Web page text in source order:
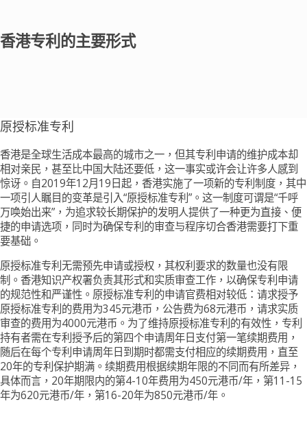
香港专利的主要形式
原授标准专利
香港是全球生活成本最高的城市之一，但其专利申请的维护成本却
相对亲民，甚至比中国大陆还要低，这一事实或许会让许多人感到
惊讶。自2019年12月19日起，香港实施了一项新的专利制度，其中
一项引人瞩目的变革是引入“原授标准专利”。这一制度可谓是“千呼
万唤始出来”，为追求较长期保护的发明人提供了一种更为直接、便
捷的申请选项，同时为确保专利的审查与程序切合香港需要打下重
要基础。
原授标准专利无需预先申请或授权，其权利要求的数量也没有限
制。香港知识产权署负责其形式和实质审查工作，以确保专利申请
的规范性和严谨性。原授标准专利的申请官费相对较低：请求授予
原授标准专利的费用为345元港币，公告费为68元港币，请求实质
审查的费用为4000元港币。为了维持原授标准专利的有效性，专利
持有者需在专利授予后的第四个申请周年日支付第一笔续期费用，
随后在每个专利申请周年日到期时都需支付相应的续期费用，直至
20年的专利保护期满。续期费用根据续期年限的不同而有所差异，
具体而言，20年期限内的第4-10年费用为450元港币/年，第11-15
年为620元港币/年，第16-20年为850元港币/年。